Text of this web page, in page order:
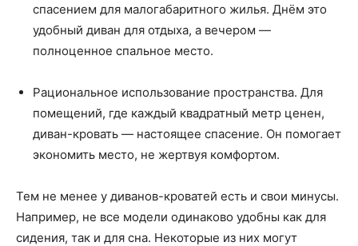
спасением для малогабаритного жилья. Днём это
удобный диван для отдыха, а вечером —
полноценное спальное место.
Рациональное использование пространства. Для
помещений, где каждый квадратный метр ценен,
диван-кровать — настоящее спасение. Он помогает
экономить место, не жертвуя комфортом.
Тем не менее у диванов-кроватей есть и свои минусы.
Например, не все модели одинаково удобны как для
сидения, так и для сна. Некоторые из них могут